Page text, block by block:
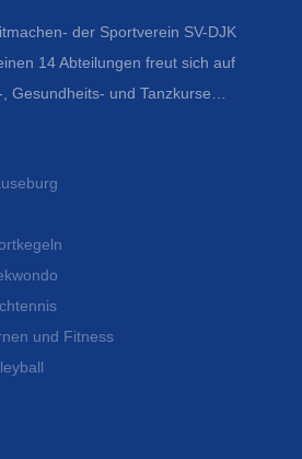
der Sportverein SV-DJK
14 Abteilungen freut sich auf
Gesundheits- und Tanzkurse…
und Fitness